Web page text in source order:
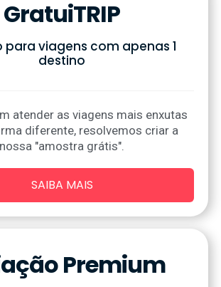
GratuiTRIP
para viagens com apenas 1
destino
atender as viagens mais enxutas
diferente, resolvemos criar a
nossa "amostra grátis".
SAIBA MAIS
Premium